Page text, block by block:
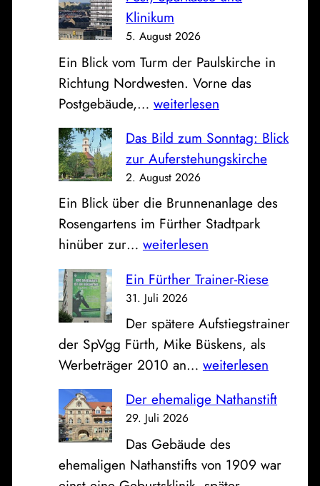
e
n
e
F
a
r
z
u
g
h
a
l
e
a
n
d
e
r
a
l
Klinikum
5. August 2026
Ein Blick vom Turm der Paulskirche in
Richtung Nordwesten. Vorne das
Postgebäude,… P
s
t
,
S
p
a
k
s
s
e
u
n
K
l
weiterlesen
Das Bild zum Sonntag: Blick
zur Auferstehungskirche
2. August 2026
Ein Blick über die Brunnenanlage des
Rosengartens im Fürther Stadtpark
hinüber zur… D
s
B
i
l
d
u
m
S
o
weiterlesen
Ein Fürther Trainer-Riese
31. Juli 2026
Der spätere Aufstiegstrainer
der SpVgg Fürth, Mike Büskens, als
Werbeträger 2010 an… E
n
ü
r
weiterlesen
Der ehemalige Nathanstift
29. Juli 2026
Das Gebäude des
ehemaligen Nathanstifts von 1909 war